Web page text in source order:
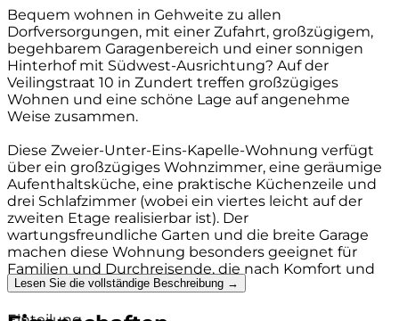
Bequem wohnen in Gehweite zu allen
Dorfversorgungen, mit einer Zufahrt, großzügigem,
begehbarem Garagenbereich und einer sonnigen
Hinterhof mit Südwest-Ausrichtung? Auf der
Veilingstraat 10 in Zundert treffen großzügiges
Wohnen und eine schöne Lage auf angenehme
Weise zusammen.
Diese Zweier-Unter-Eins-Kapelle-Wohnung verfügt
über ein großzügiges Wohnzimmer, eine geräumige
Aufenthaltsküche, eine praktische Küchenzeile und
drei Schlafzimmer (wobei ein viertes leicht auf der
zweiten Etage realisierbar ist). Der
wartungsfreundliche Garten und die breite Garage
machen diese Wohnung besonders geeignet für
Familien und Durchreisende, die nach Komfort und
Funktionalität suchen.
Lesen Sie die vollständige Beschreibung →